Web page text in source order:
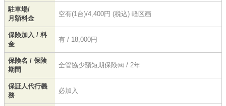
駐車場/
月額料金
空有(1台)/4,400円 (税込) 軽区画
保険加入 / 料
金
有 / 18,000円
保険名 / 保険
期間
全管協少額短期保険㈱ / 2年
保証人代行義
務
必加入